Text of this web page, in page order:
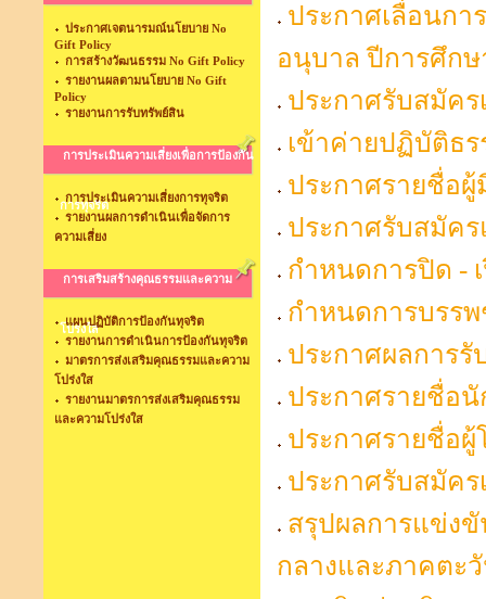
ประกาศเจตนารมณ์นโยบาย No
Gift Policy
การสร้างวัฒนธรรม No Gift Policy
รายงานผลตามนโยบาย No Gift
Policy
รายงานการรับทรัพย์สิน
การประเมินความเสี่ยงเพื่อการป้องกัน
การทุจริต
การประเมินความเสี่ยงการทุจริต
รายงานผลการดำเนินเพื่อจัดการ
ความเสี่ยง
การเสริมสร้างคุณธรรมและความ
โปร่งใส
แผนปฏิบัติการป้องกันทุจริต
รายงานการดำเนินการป้องกันทุจริต
มาตรการส่งเสริมคุณธรรมและความ
โปร่งใส
รายงานมาตรการส่งเสริมคุณธรรม
และความโปร่งใส
ประกาศเลื่อนกา
อนุบาล ปีการศึกษ
ประกาศรับสมัคร
เข้าค่ายปฏิบัติธร
ประกาศรายชื่อ
ประกาศรับสมัค
กำหนดการปิด -
กำหนดการบรร
ประกาศผลการรั
ประกาศรายชื่อนั
ประกาศรายชื่อ
ประกาศรับสมัคร
สรุปผลการแข่ง
กลางและภาคตะ